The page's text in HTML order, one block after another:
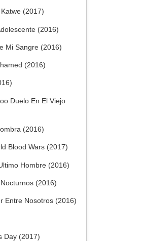
(2017)
(2016)
Mi Sangre (2016)
(2016)
Duelo En El Viejo
(2016)
Blood Wars (2017)
Hombre (2016)
(2016)
Entre Nosotros (2016)
Day (2017)